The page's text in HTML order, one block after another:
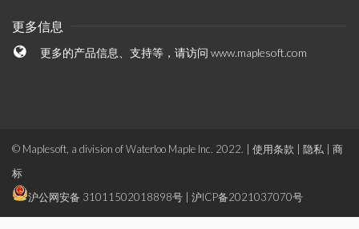
更多信息
更多的产品信息、支持等，请访问 www.maplesoft.com
© Maplesoft, a division of Waterloo Maple Inc. 2022. | 使用条款 隐私
商
标
沪公网安备 31011502018898号
沪ICP备2021037070号